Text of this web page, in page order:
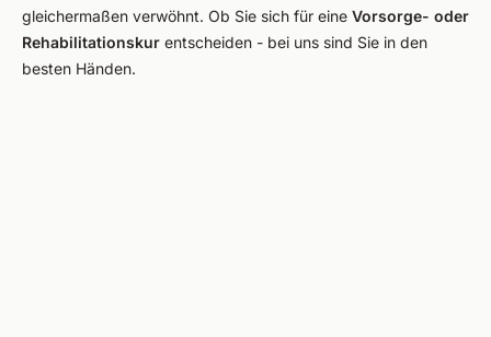
gleichermaßen verwöhnt. Ob Sie sich für eine Vorsorge- oder
Rehabilitationskur entscheiden - bei uns sind Sie in den
besten Händen.